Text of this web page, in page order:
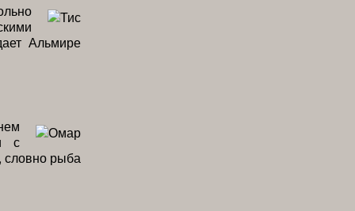
Альмире
с
рыба